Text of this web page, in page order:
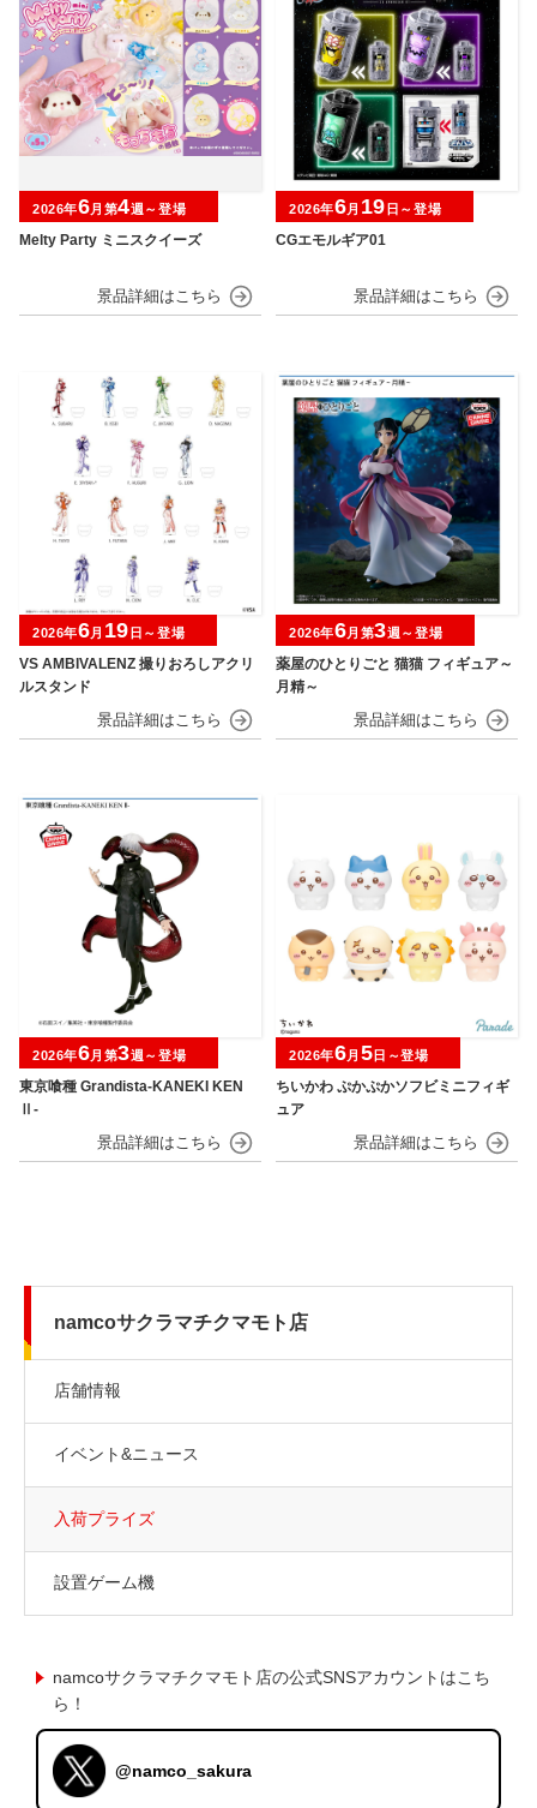
Melty Party ミニスクイーズ
2026年6月第4週～登場
CGエモルギア01
2026年6月 19 日～登場
VS AMBIVALENZ 撮りおろしアクリ
ルスタンド
2026年6月 19 日～登場
薬屋のひとりごと 猫猫 フィギュア～
月精～
2026年6月第3週～登場
東京喰種 Grandista-KANEKI KEN
Ⅱ-
2026年6月第3週～登場
ちいかわ ぷかぷかソフビミニフィギ
ュア
2026年6月 5日～登場
namcoサクラマチクマモト店
店舗情報
イベント&ニュース
入荷プライズ
設置ゲーム機
namcoサクラマチクマモト店の公式SNSアカウントはこち
ら！
@namco_sakura